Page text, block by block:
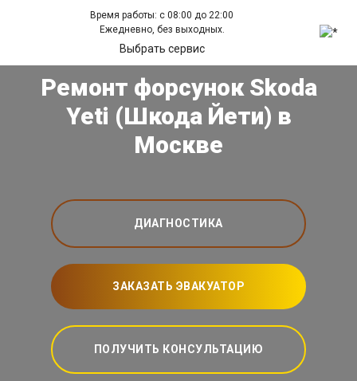
Время работы: с 08:00 до 22:00
Ежедневно, без выходных.
Выбрать сервис
Ремонт форсунок Skoda
Yeti (Шкода Йети) в
Москве
ДИАГНОСТИКА
ЗАКАЗАТЬ ЭВАКУАТОР
ПОЛУЧИТЬ КОНСУЛЬТАЦИЮ